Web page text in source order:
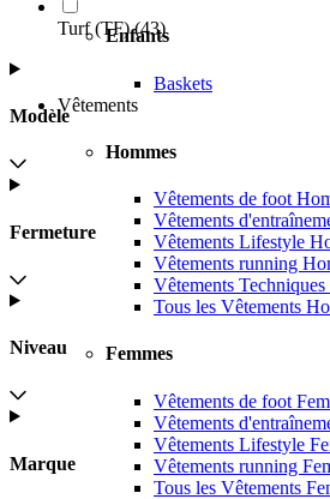
Enfants
Baskets
Vêtements
Hommes
Vêtements de foot
Vêtements
Vêtements Lifestyle
Vêtements running
Vêtements
Tous les Vêtements
Femmes
Vêtements de foot
Vêtements
Vêtements Lifestyle
Vêtements running
Tous les Vêtements
Turf (TF) (43)
Modèle
Fermeture
Niveau
Marque